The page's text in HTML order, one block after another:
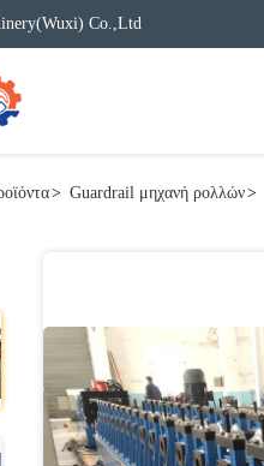
Co.,Ltd
> Guardrail μηχανή ρολλών>